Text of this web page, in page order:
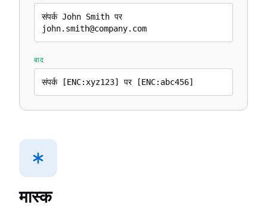
संपर्क John Smith पर
john.smith@company.com
बाद
संपर्क [ENC:xyz123] पर [ENC:abc456]
मास्क